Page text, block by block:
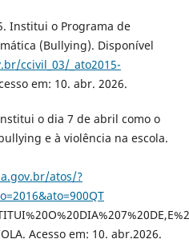
Institui o Programa de
(Bullying). Disponível
ccivil_03/_ato2015-
em: 10. abr. 2026.
o dia 7 de abril como o
e à violência na escola.
atos/?
Acesso em: 10. abr.2026.